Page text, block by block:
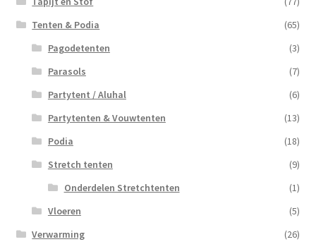
Tenten & Podia
(65)
Pagodetenten
(3)
Parasols
(7)
Partytent / Aluhal
(6)
Partytenten & Vouwtenten
(13)
Podia
(18)
Stretch tenten
(9)
Onderdelen Stretchtenten
(1)
Vloeren
(5)
Verwarming
(26)